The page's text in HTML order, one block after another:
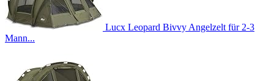
Lucx Leopard Bivvy Angelzelt für 2-3
Mann...